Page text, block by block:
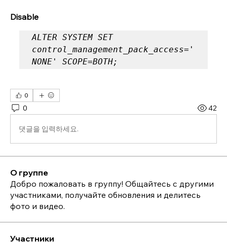
Disable
ALTER SYSTEM SET
control_management_pack_access='
NONE' SCOPE=BOTH;
0
0 42
댓글을 입력하세요.
О группе
Добро пожаловать в группу! Общайтесь с другими
участниками, получайте обновления и делитесь
фото и видео.
Участники